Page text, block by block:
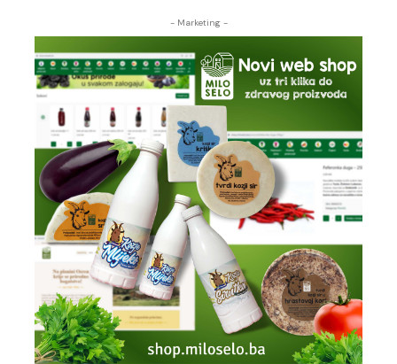
- Marketing -